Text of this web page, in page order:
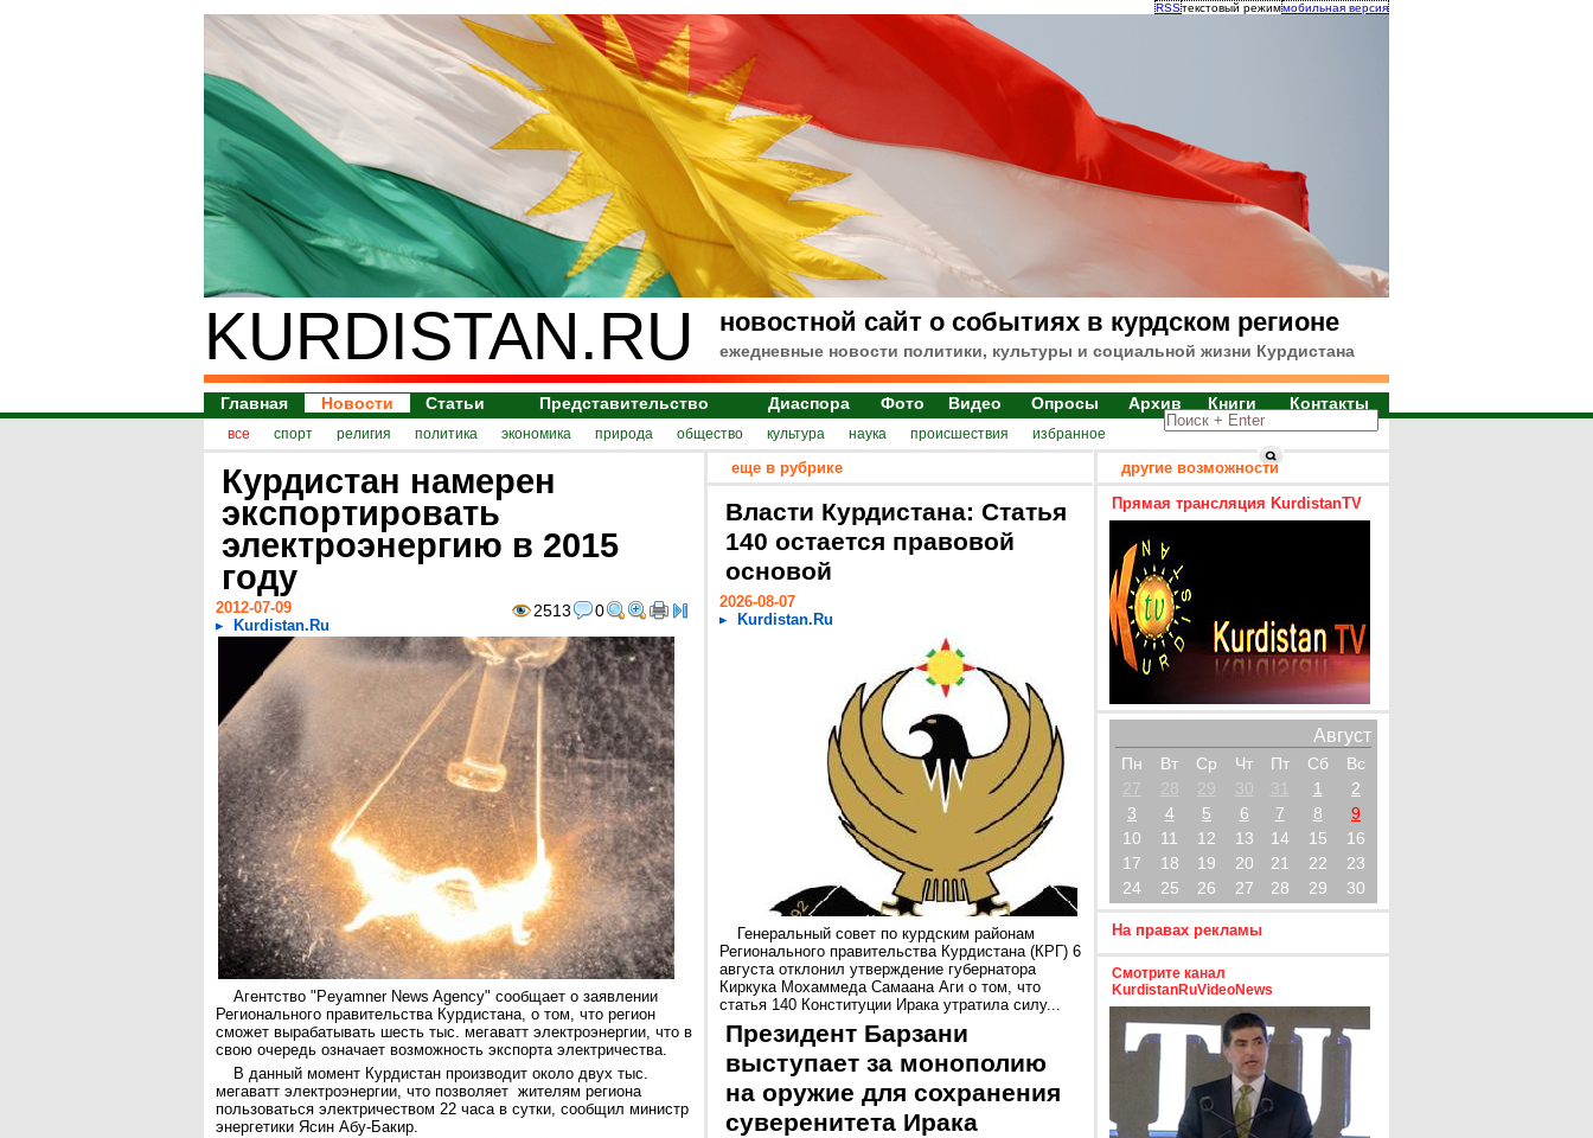
RSSтекстовый режиммобильная версия
KURDISTAN.RU новостной сайт о событиях в курдском регионе
ежедневные новости политики, культуры и социальной жизни Курдистана
Главная Новости Статьи Представительство Диаспора Фото Видео Опросы Архив Книги Контакты
все спорт религия политика экономика природа общество культура наука происшествия избранное
Курдистан намерен
экспортировать
электроэнергию в 2015
году
2513 0
2012-07-09
Kurdistan.Ru
Агентство "Peyamner News Agency" сообщает о заявлении
Регионального правительства Курдистана, о том, что регион
сможет вырабатывать шесть тыс. мегаватт электроэнергии, что в
свою очередь означает возможность экспорта электричества.
В данный момент Курдистан производит около двух тыс.
мегаватт электроэнергии, что позволяет жителям региона
пользоваться электричеством 22 часа в сутки, сообщил министр
энергетики Ясин Абу-Бакир.
еще в рубрике
Власти Курдистана: Статья
140 остается правовой
основой
2026-08-07
Kurdistan.Ru
Генеральный совет по курдским районам
Регионального правительства Курдистана (КРГ) 6
августа отклонил утверждение губернатора
Киркука Мохаммеда Самаана Аги о том, что
статья 140 Конституции Ирака утратила силу...
Президент Барзани
выступает за монополию
на оружие для сохранения
суверенитета Ирака
другие возможности
Прямая трансляция KurdistanTV
Август
Пн Вт Ср Чт Пт Сб
Вс
27
28 29 30 31 1
2
3
4 5 6 7 8
9
10
11 12 13 14 15
16
17
18 19 20 21 22
23
24
25 26 27 28 29 30
На правах рекламы
Смотрите канал
KurdistanRuVideoNews